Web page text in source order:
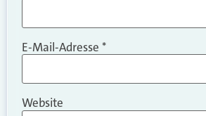
E-Mail-Adresse *
Website